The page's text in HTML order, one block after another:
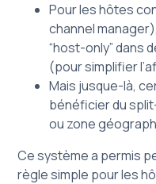
Pour les hôtes
channel
“host-only” dans
(pour simplifier
Mais jusque-là,
bénéficier du
ou zone
Ce système a permis
règle simple pour les